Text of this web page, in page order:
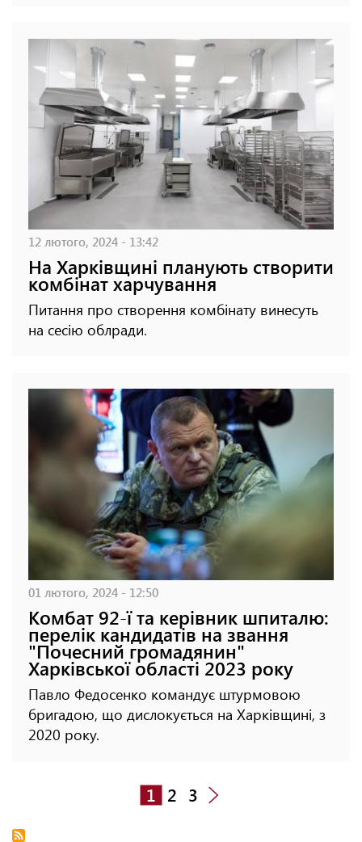
12 лютого, 2024 - 13:42
На Харківщині планують створити
комбінат харчування
Питання про створення комбінату винесуть
на сесію облради.
01 лютого, 2024 - 12:50
Комбат 92-ї та керівник шпиталю:
перелік кандидатів на звання
"Почесний громадянин"
Харківської області 2023 року
Павло Федосенко командує штурмовою
бригадою, що дислокується на Харківщині, з
2020 року.
1 2 3